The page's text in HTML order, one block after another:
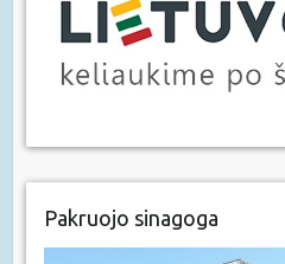
Pakruojo sinagoga